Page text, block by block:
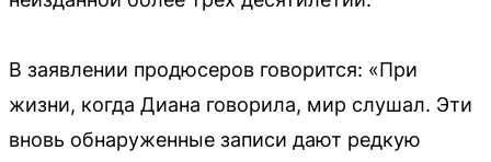
В заявлении продюсеров говорится: «При
жизни, когда Диана говорила, мир слушал. Эти
вновь обнаруженные записи дают редкую